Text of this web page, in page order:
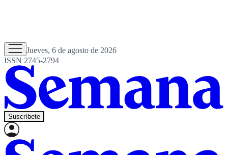
Jueves, 6 de agosto de 2026
ISSN 2745-2794
Suscríbete